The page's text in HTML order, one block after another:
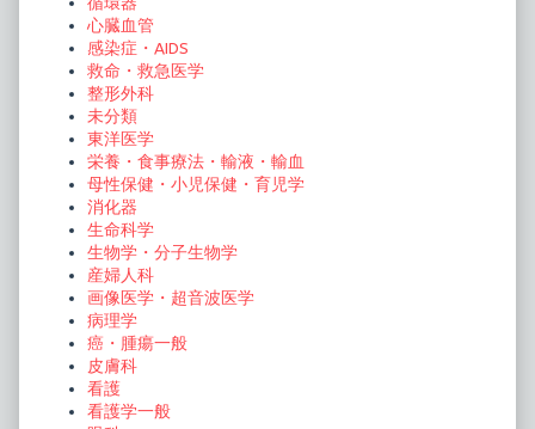
心臓血管
感染症・AIDS
救命・救急医学
整形外科
未分類
東洋医学
栄養・食事療法・輸液・輸血
母性保健・小児保健・育児学
消化器
生命科学
生物学・分子生物学
産婦人科
画像医学・超音波医学
病理学
癌・腫瘍一般
皮膚科
看護
看護学一般